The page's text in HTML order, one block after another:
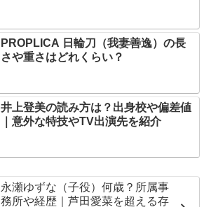
PROPLICA 日輪刀（我妻善逸）の長
さや重さはどれくらい？
井上登美の読み方は？出身校や偏差値
｜意外な特技やTV出演先を紹介
永瀬ゆずな（子役）何歳？所属事
務所や経歴｜芦田愛菜を超える存